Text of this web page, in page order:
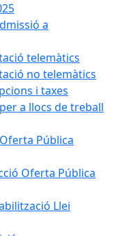
a
telemàtics
no telemàtics
i taxes
a llocs de treball
Pública
Oferta Pública
Llei